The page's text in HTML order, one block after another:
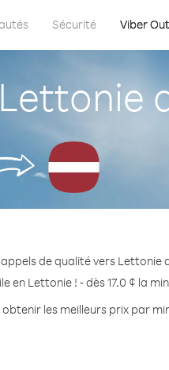
Sécurité Viber Out
de qualité vers Lettonie
en Lettonie ! - dès 17.0 ¢ la
les meilleurs prix par